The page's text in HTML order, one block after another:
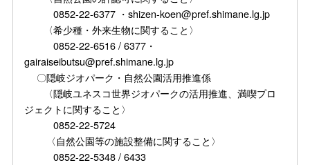
0852-22-6377 ・shizen-koen@pref.shimane.lg.jp
〈希少種・外来生物に関すること〉
0852-22-6516 / 6377・
gairaiseibutsu@pref.shimane.lg.jp
〇隠岐ジオパーク・自然公園活用推進係
〈隠岐ユネスコ世界ジオパークの活用推進、満喫プロ
ジェクトに関すること〉
0852-22-5724
〈自然公園等の施設整備に関すること〉
0852-22-5348 / 6433